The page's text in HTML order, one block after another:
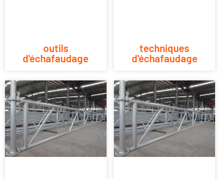
outils
d'échafaudage
techniques
d'échafaudage